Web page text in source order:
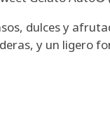
dulces y
y un ligero